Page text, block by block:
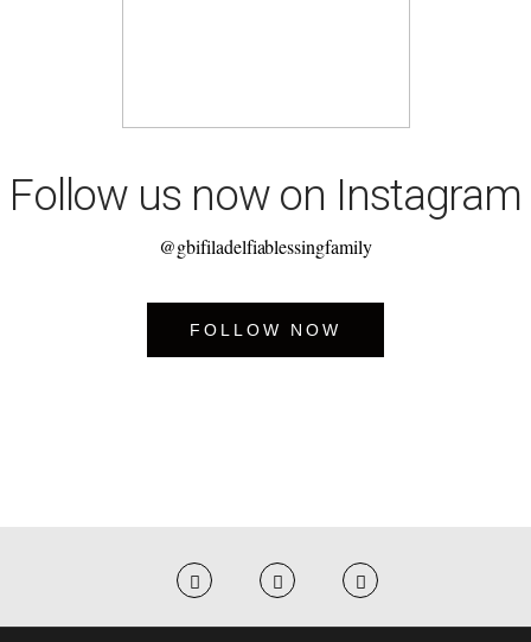
Follow us now on Instagram
@gbifiladelfiablessingfamily
FOLLOW NOW